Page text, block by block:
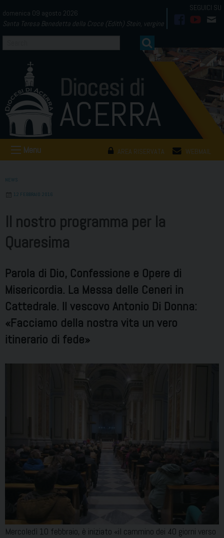
to
content
domenica 09 agosto 2026
Santa Teresa Benedetta della Croce (Edith) Stein, vergine
AREA RISERVATA WEBMAIL
Menu
NEWS
12 FEBBRAIO 2016
Il nostro programma per la
Quaresima
Parola di Dio, Confessione e Opere di
Misericordia. La Messa delle Ceneri in
Cattedrale. Il vescovo Antonio Di Donna:
«Facciamo della nostra vita un vero
itinerario di fede»
Mercoledì 10 febbraio, è iniziato «il cammino dei 40 giorni verso